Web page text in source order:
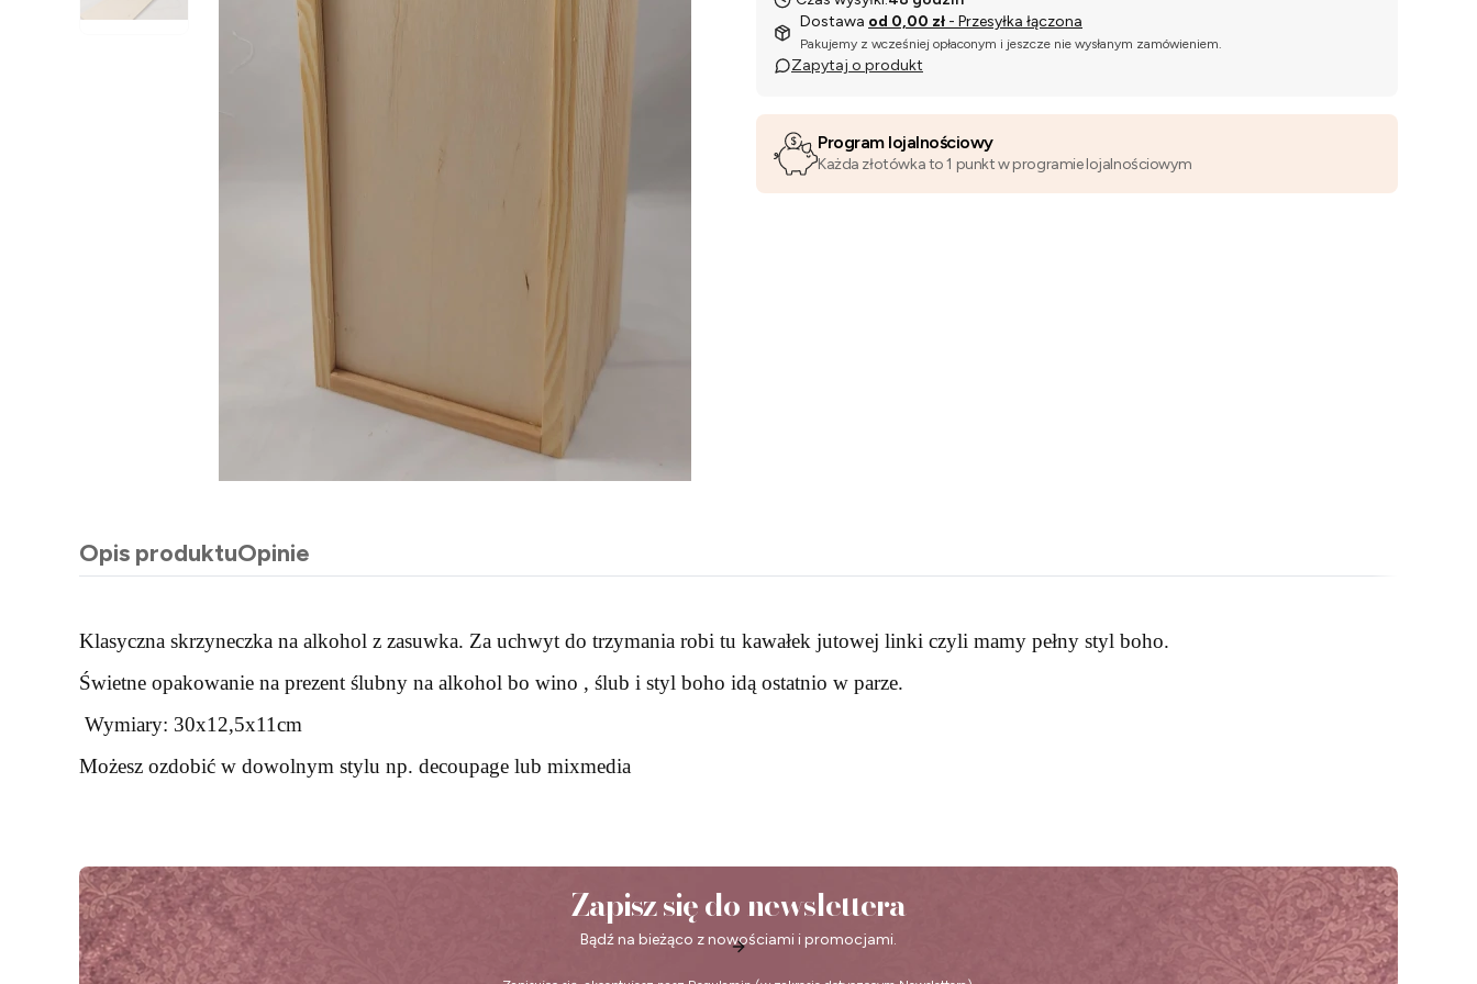
Dostawa od 0,00 zł - Przesyłka łączona
Pakujemy z wcześniej opłaconym i jeszcze nie wysłanym zamówieniem.
Zapytaj o produkt
Program lojalnościowy
Każda złotówka to 1 punkt w programie lojalnościowym
Opis produktuOpinie
Klasyczna skrzyneczka na alkohol z zasuwka. Za uchwyt do trzymania robi tu kawałek jutowej linki czyli mamy pełny styl boho.
Świetne opakowanie na prezent ślubny na alkohol bo wino , ślub i styl boho idą ostatnio w parze.
Wymiary: 30x12,5x11cm
Możesz ozdobić w dowolnym stylu np. decoupage lub mixmedia
Zapisz się do newslettera
Bądź na bieżąco z nowościami i promocjami.